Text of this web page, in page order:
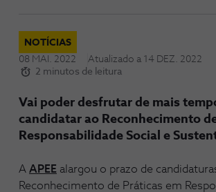
NOTÍCIAS
08 MAI. 2022
Atualizado a 14 DEZ. 2022
2 minutos de leitura
Vai poder desfrutar de mais
candidatar ao Reconhecimento
Responsabilidade Social e
A APEE alargou o prazo de
Reconhecimento de Práticas em